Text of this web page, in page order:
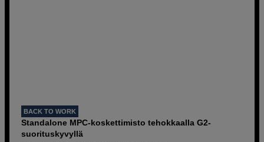
BACK TO WORK
Standalone MPC-koskettimisto tehokkaalla G2-
suorituskyvyllä